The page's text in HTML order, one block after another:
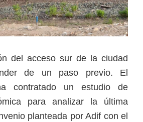
del acceso sur de la ciudad
de un paso previo. El
contratado un estudio de
para analizar la última
planteada por Adif con el